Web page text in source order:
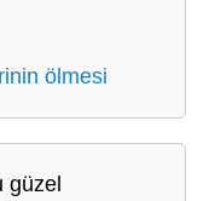
ölmesi
güzel